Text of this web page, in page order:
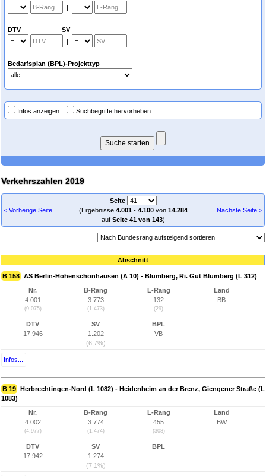
|
DTV SV
|
Bedarfsplan (BPL)-Projekttyp
Infos anzeigen Suchbegriffe hervorheben
Verkehrszahlen 2019
< Vorherige Seite
Seite
(Ergebnisse 4.001- 4.100von 14.284
auf Seite 41 von 143)
Nächste Seite >
Abschnitt
B 158 AS Berlin-Hohenschönhausen (A 10) - Blumberg, Ri. Gut Blumberg (L 312)
Nr.
4.001
(9.075)
B-Rang
3.773
(1.473)
L-Rang
132
(29)
Land
BB
DTV
17.946
SV
1.202
(6,7%)
BPL
VB
Infos...
B 19 Herbrechtingen-Nord (L 1082) - Heidenheim an der Brenz, Giengener Straße (L
1083)
Nr.
4.002
(4.977)
B-Rang
3.774
(1.474)
L-Rang
455
(308)
Land
BW
DTV
17.942
SV
1.274
(7,1%)
BPL